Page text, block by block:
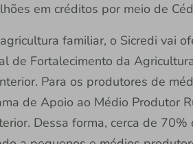
em créditos por meio de
familiar, o Sicredi vai
de Fortalecimento da
Para os produtores de
de Apoio ao Médio Produtor
Dessa forma, cerca de